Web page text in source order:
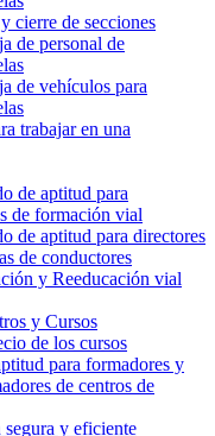
cierre de secciones
de personal de
de vehículos para
trabajar en una
de aptitud para
de formación vial
de aptitud para directores
de conductores
y Reeducación vial
y Cursos
de los cursos
para formadores y
de centros de
y eficiente